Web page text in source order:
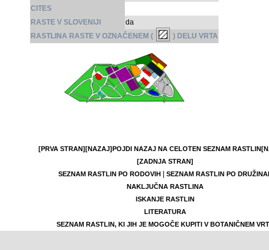
CITES
RASTE V SLOVENIJI
da
RASTLINA RASTE V OZNAČENEM (
) DELU VRTA
[PRVA STRAN][NAZAJ]POJDI NAZAJ NA CELOTEN SEZNAM RASTLIN
[ZADNJA STRAN]
SEZNAM RASTLIN PO RODOVIH|
SEZNAM RASTLIN PO
NAKLJUČNA RASTLINA
ISKANJE RASTLIN
LITERATURA
SEZNAM RASTLIN, KI JIH JE MOGOČE KUPITI V BOTANIČNEM